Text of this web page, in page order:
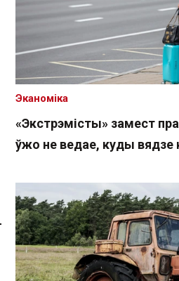
Спасылка без VPN
«Экстрэмісты» замест
ўжо не ведае, куды вядзе
Эканоміка